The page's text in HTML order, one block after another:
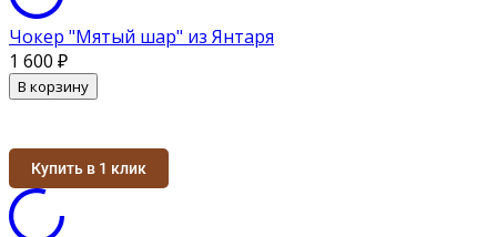
Чокер "Мятый шар" из Янтаря
1 600 ₽
В корзину
Купить в 1 клик